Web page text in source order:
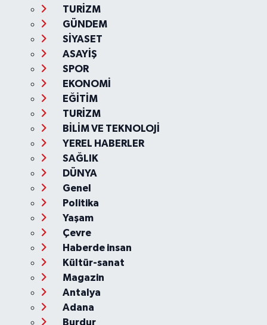
TURİZM
GÜNDEM
SİYASET
ASAYİŞ
SPOR
EKONOMİ
EĞİTİM
TURİZM
BİLİM VE TEKNOLOJİ
YEREL HABERLER
SAĞLIK
DÜNYA
Genel
Politika
Yaşam
Çevre
Haberde insan
Kültür-sanat
Magazin
Antalya
Adana
Burdur